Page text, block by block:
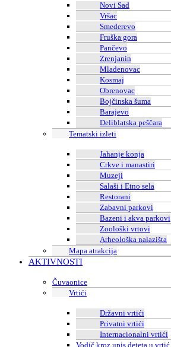
Novi Sad
Vršac
Smederevo
Fruška gora
Pančevo
Zrenjanin
Mladenovac
Kosmaj
Obrenovac
Bojčinska šuma
Barajevo
Deliblatska peščara
Tematski izleti
Jahanje konja
Crkve i manastiri
Muzeji
Salaši i Etno sela
Restorani
Zabavni parkovi
Bazeni i akva parkovi
Zoološki vrtovi
Arheološka nalazišta
Mapa atrakcija
AKTIVNOSTI
Čuvaonice
Vrtići
Državni vrtići
Privatni vrtići
Internacionalni vrtići
Vodič kroz upis deteta u vrtić